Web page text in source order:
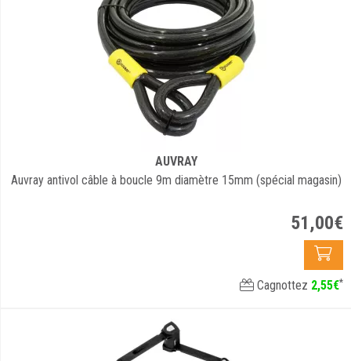
AUVRAY
Auvray antivol câble à boucle 9m diamètre 15mm (spécial magasin)
51,00€
Cagnottez 2,55€*